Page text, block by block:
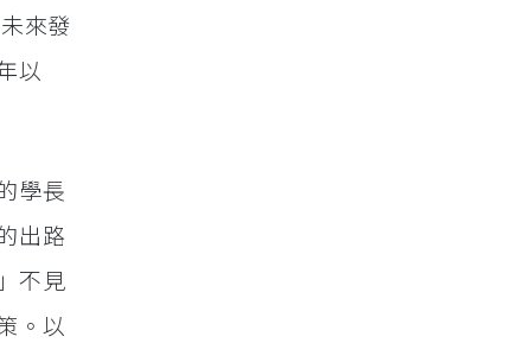
來發
以
學長
出路
不見
。以